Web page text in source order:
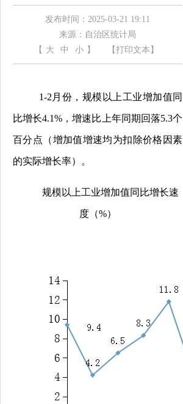
发布时间：2025-03-21 19:11
来源：自治区统计局
【 大 中 小 】 【打印文本】
1-2 月份，规模以上工业增加值同
比增长4.1% ，增速比上年同期回落5.3个
百分点（增加值增速均为扣除价格因素
的实际增长率）。
规模以上工业增加值同比增长速
度（%）